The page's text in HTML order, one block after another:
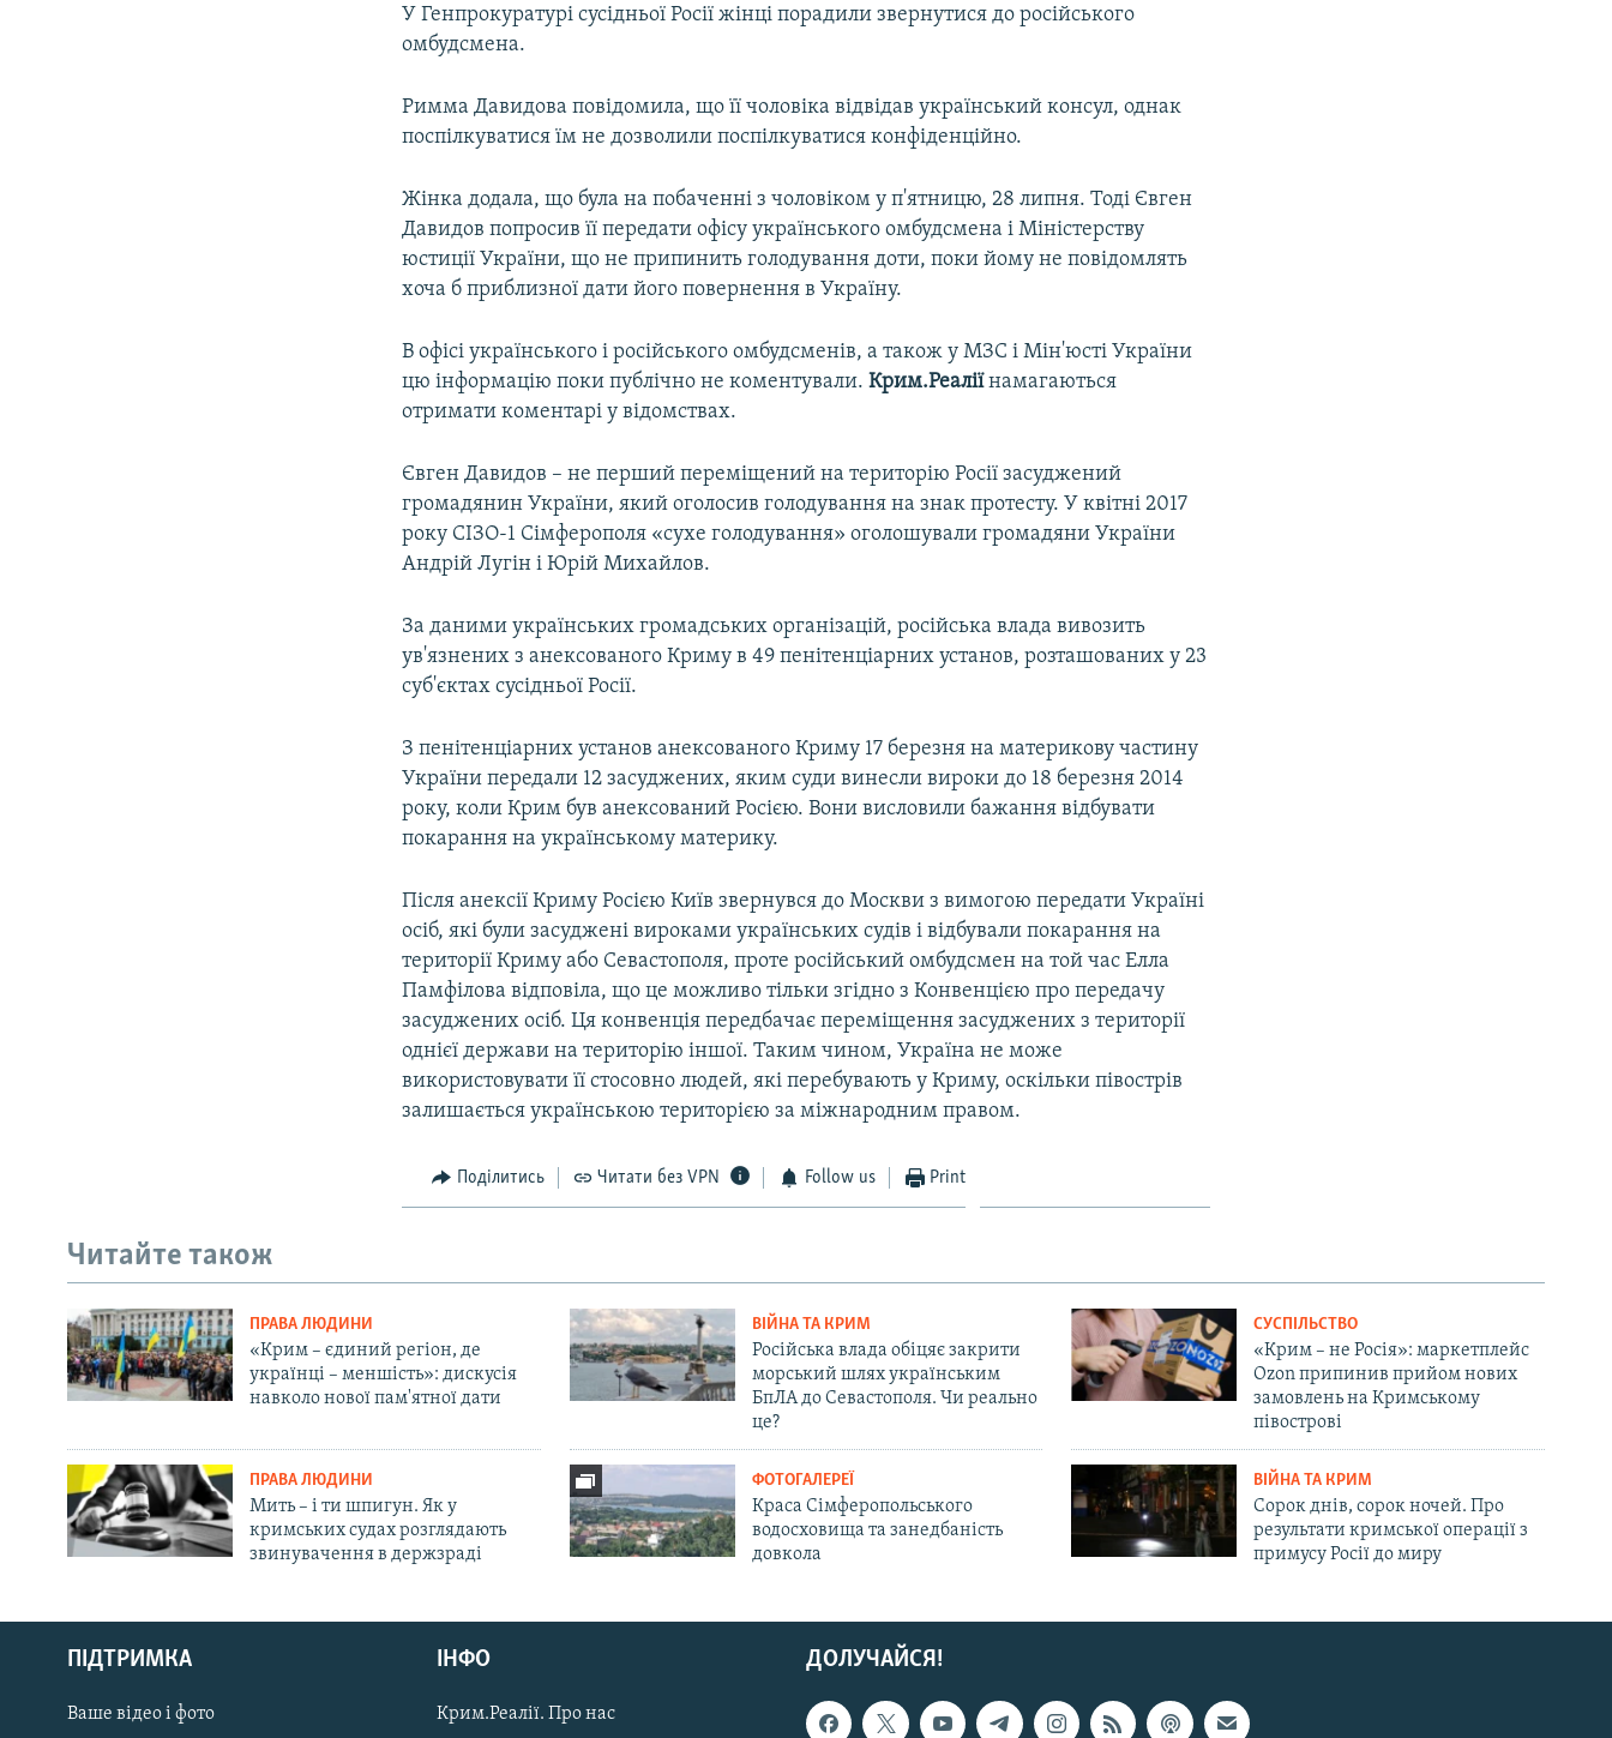
Русский
Qırımtatar
ДОЛУЧАЙСЯ!
У Генпрокуратурі сусідньої Росії жінці порадили звернутися до російського
омбудсмена.
Римма Давидова повідомила, що її чоловіка відвідав український консул, однак
поспілкуватися їм не дозволили поспілкуватися конфіденційно.
Жінка додала, що була на побаченні з чоловіком у п'ятницю, 28 липня. Тоді Євген
Давидов попросив її передати офісу українського омбудсмена і Міністерству
юстиції України, що не припинить голодування доти, поки йому не повідомлять
хоча б приблизної дати його повернення в Україну.
В офісі українського і російського омбудсменів, а також у МЗС і Мін'юсті України
цю інформацію поки публічно не коментували.Крим.Реаліїнамагаються
отримати коментарі у відомствах.
Євген Давидов – не перший переміщений на територію Росії засуджений
громадянин України, який оголосив голодування на знак протесту. У квітні 2017
року СІЗО-1 Сімферополя «сухе голодування» оголошували громадяни України
Андрій Лугін і Юрій Михайлов.
За даними українських громадських організацій, російська влада вивозить
ув'язнених з анексованого Криму в 49 пенітенціарних установ, розташованих у 23
суб'єктах сусідньої Росії.
З пенітенціарних установ анексованого Криму 17 березня на материкову частину
України передали 12 засуджених, яким суди винесли вироки до 18 березня 2014
року, коли Крим був анексований Росією. Вони висловили бажання відбувати
покарання на українському материку.
Після анексії Криму Росією Київ звернувся до Москви з вимогою передати Україні
осіб, які були засуджені вироками українських судів і відбували покарання на
території Криму або Севастополя, проте російський омбудсмен на той час Елла
Памфілова відповіла, що це можливо тільки згідно з Конвенцією про передачу
засуджених осіб. Ця конвенція передбачає переміщення засуджених з території
однієї держави на територію іншої. Таким чином, Україна не може
використовувати її стосовно людей, які перебувають у Криму, оскільки півострів
залишається українською територією за міжнародним правом.
Поділитись Читати без VPN Follow us Print
Читайте також
ПРАВА ЛЮДИНИ
«Крим – єдиний регіон, де
українці – меншість»: дискусія
навколо нової пам'ятної дати
ВІЙНА ТА КРИМ
Російська влада обіцяє закрити
морський шлях українським
БпЛА до Севастополя. Чи реально
це?
СУСПІЛЬСТВО
«Крим – не Росія»: маркетплейс
Ozon припинив прийом нових
замовлень на Кримському
півострові
ПРАВА ЛЮДИНИ
Мить – і ти шпигун. Як у
кримських судах розглядають
звинувачення в держзраді
ФОТОГАЛЕРЕЇ
Краса Сімферопольського
водосховища та занедбаність
довкола
ВІЙНА ТА КРИМ
Сорок днів, сорок ночей. Про
результати кримської операції з
примусу Росії до миру
ДОЛУЧАЙСЯ!
ПІДТРИМКА
Ваше відео і фото
ІНФО
Крим.Реалії. Про нас